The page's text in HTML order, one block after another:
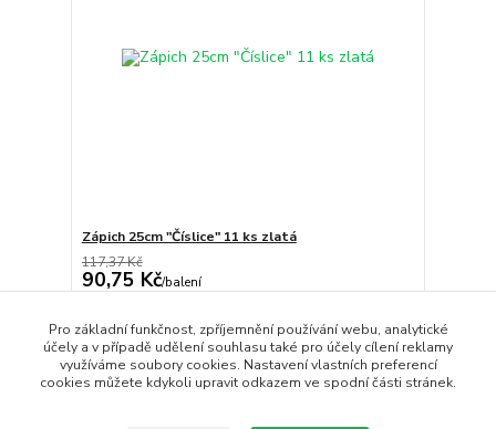
Zápich 25cm "Číslice" 11 ks zlatá
117,37 Kč
90,75 Kč/balení
Skladem
Přidat do košíku
Pro základní funkčnost, zpříjemnění používání webu, analytické
účely a v případě udělení souhlasu také pro účely cílení reklamy
využíváme soubory cookies. Nastavení vlastních preferencí
cookies můžete kdykoli upravit odkazem ve spodní části stránek.